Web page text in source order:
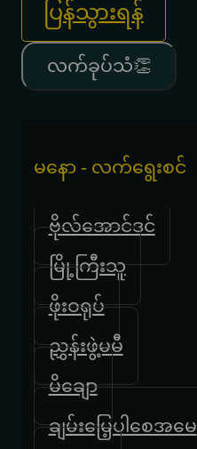
ပြန်သွားရန်
လက်ခုပ်သံ👏
မနော - လက်ရွေးစင်
ဗိုလ်အောင်ဒင်
မြို့ကြီးသူ
ဖိုးဝရုပ်
ညွှန်းဖွဲ့မမီ
မိချော
ချမ်းမြေ့ပါစေအမေ